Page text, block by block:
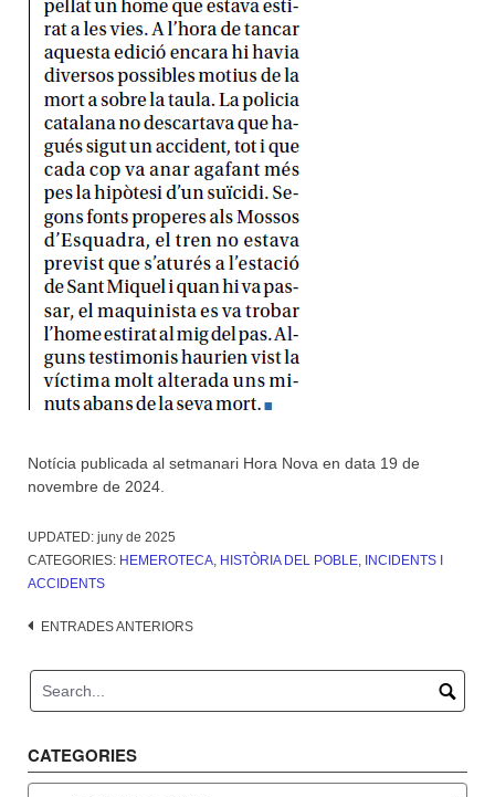
Notícia publicada al setmanari Hora Nova en data 19 de
novembre de 2024.
UPDATED: juny de 2025
CATEGORIES: HEMEROTECA HISTÒRIA DEL POBLE INCIDENTS I
ACCIDENTS
Navegació
ENTRADES ANTERIORS
CATEGORIES